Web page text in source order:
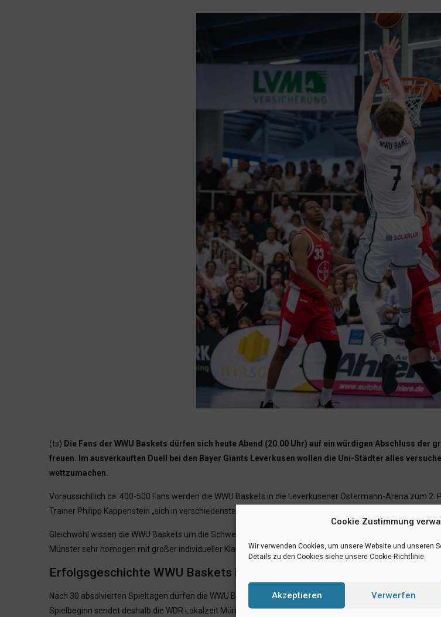
Cookie Zustimmung
Wir verwenden Cookies, um unsere Website und unseren
Details zu den Cookies siehe unsere Cookie-Richtlinie.
Akzeptieren Verwerfen
(ts) Die Fans der WWU Baskets dürfen sich heute Abend (20.00 Uhr) auf ein würdigen Abschluss
freuen. Im ausverkauften Duell bei den Bayer Giants Leverkusen wollen die Uni-Städter alles
wettzumachen.
Voraussichtlich ca. 400-500 Fans werden die WWU Baskets in die Leverkusener Ostermann-Arena zum
Trainer Philipp Kappenstein „sich in verschiedensten Bereichen noch steigern zu können“, rechnen sich
Gleichwohl wissen die WWU Baskets um die Schwere des Unterfangens, denn das Team des
Münster sehr homogen mit großer individueller Klasse.
Erfolgsgeschichte WWU Baskets im WDR
Nach 30 absolvierten Spieltagen dürfen die WWU Baskets auf eine Saison blicken, die unabhängig vom
Spielbeginn sendet deshalb die WDR Lokalzeit Münsterland ab 19.30 Uhr ihren Bericht „Vor dem Finale: